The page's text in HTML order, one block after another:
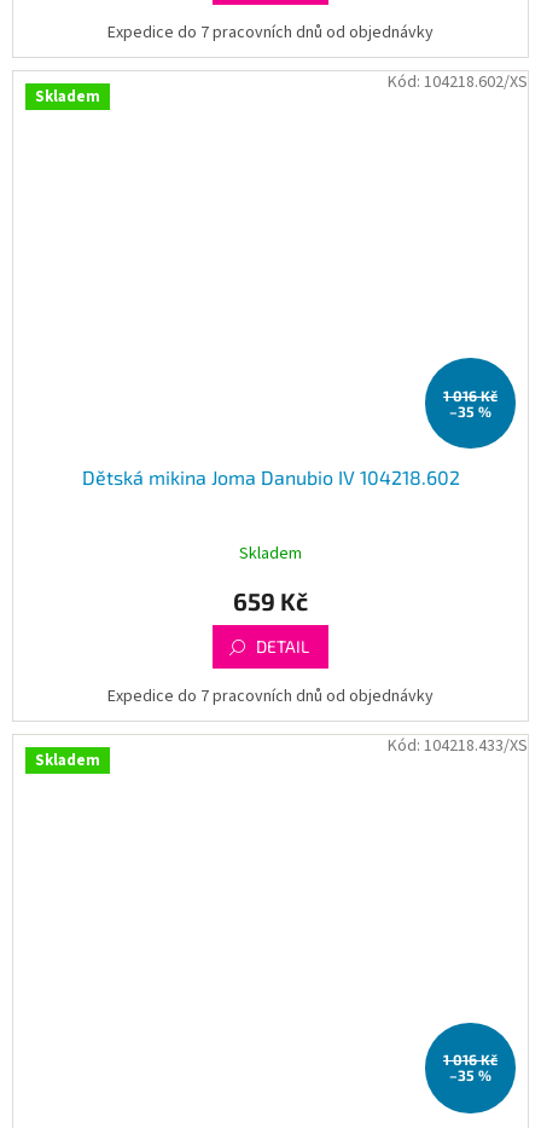
Expedice do 7 pracovních dnů od objednávky
Skladem
1 016 Kč
–35 %
Dětská mikina Joma Danubio IV 104218.602
Skladem
659 Kč
DETAIL
Expedice do 7 pracovních dnů od objednávky
Kód: 104218.602/XS
Skladem
1 016 Kč
–35 %
Kód: 104218.433/XS